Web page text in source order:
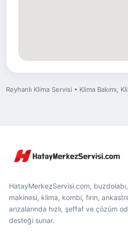
Reyhanlı Klima Servisi • Klima Bakımı,
HatayMerkezServisi.com,
makinesi, klima, kombi, fırın,
arızalarında hızlı, şeffaf ve çözüm
desteği sunar.